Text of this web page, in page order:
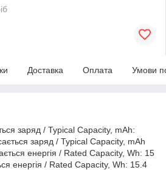
Доставка Оплата Умови
заряд / Typical Capacity, mAh:
заряд / Typical Capacity, mAh
енергія / Rated Capacity, Wh: 15
енергія / Rated Capacity, Wh: 15.4